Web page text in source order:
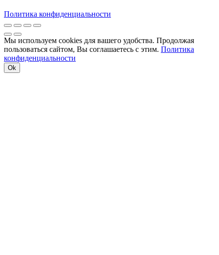
Политика конфиденциальности
Мы используем cookies для вашего удобства. Продолжая
пользоваться сайтом, Вы соглашаетесь с этим. Политика
конфиденциальности
Ok